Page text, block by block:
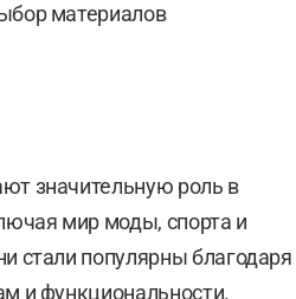
материалов
значительную роль в
мир моды, спорта и
стали популярны благодаря
и функциональности.